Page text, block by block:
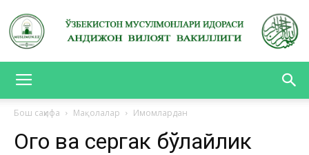
ВИЛОЯТ
Бош саҳифа Мақолалар Имомлардан
Огоҳ ва сергак бўлайлик